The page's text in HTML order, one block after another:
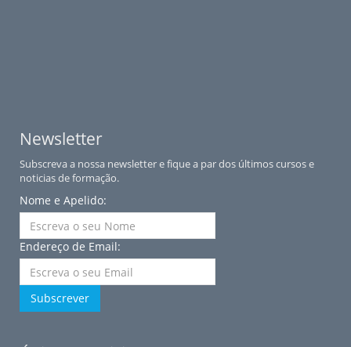
Newsletter
Subscreva a nossa newsletter e fique a par dos últimos cursos e
noticias de formação.
Nome e Apelido:
Endereço de Email:
Subscrever